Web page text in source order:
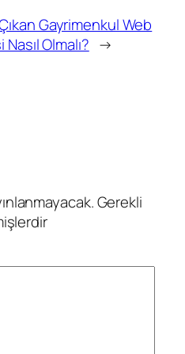
Gayrimenkul Web
Olmalı? →
Gerekli